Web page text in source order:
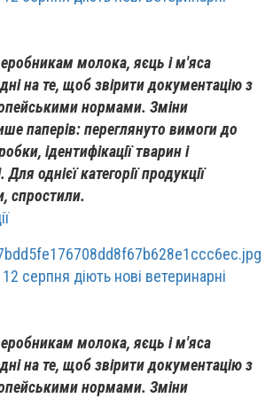
молока, яєць і м'яса
на те, щоб звірити документацію з
нормами. Зміни
паперів: переглянуто вимоги до
ідентифікації тварин і
однієї категорії продукції
спростили.
серпня діють нові ветеринарні
молока, яєць і м'яса
на те, щоб звірити документацію з
нормами. Зміни